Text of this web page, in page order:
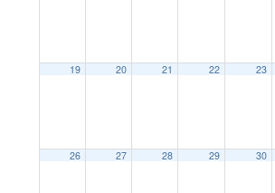
19 20 21 22 23
26 27 28 29 30